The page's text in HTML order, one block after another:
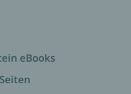
Forderungen und
Menschen in ihrer
Mitteln versucht, ihren
plötzlich eine
Stockholm.
Bremen Krimipreis
eBooks